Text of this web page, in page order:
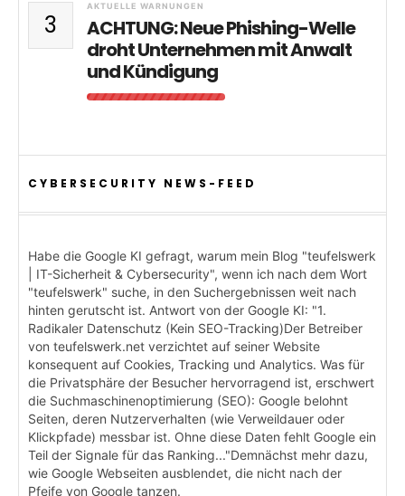
3
AKTUELLE WARNUNGEN
ACHTUNG: Neue Phishing-Welle
droht Unternehmen mit Anwalt
und Kündigung
CYBERSECURITY NEWS-FEED
Habe die Google KI gefragt, warum mein Blog "teufelswerk
| IT-Sicherheit & Cybersecurity", wenn ich nach dem Wort
"teufelswerk" suche, in den Suchergebnissen weit nach
hinten gerutscht ist. Antwort von der Google KI: "1.
Radikaler Datenschutz (Kein SEO-Tracking)Der Betreiber
von teufelswerk.net verzichtet auf seiner Website
konsequent auf Cookies, Tracking und Analytics. Was für
die Privatsphäre der Besucher hervorragend ist, erschwert
die Suchmaschinenoptimierung (SEO): Google belohnt
Seiten, deren Nutzerverhalten (wie Verweildauer oder
Klickpfade) messbar ist. Ohne diese Daten fehlt Google ein
Teil der Signale für das Ranking..."Demnächst mehr dazu,
wie Google Webseiten ausblendet, die nicht nach der
Pfeife von Google tanzen.